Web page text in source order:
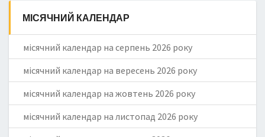
МІСЯЧНИЙ КАЛЕНДАР
місячний календар на серпень 2026 року
місячний календар на вересень 2026 року
місячний календар на жовтень 2026 року
місячний календар на листопад 2026 року